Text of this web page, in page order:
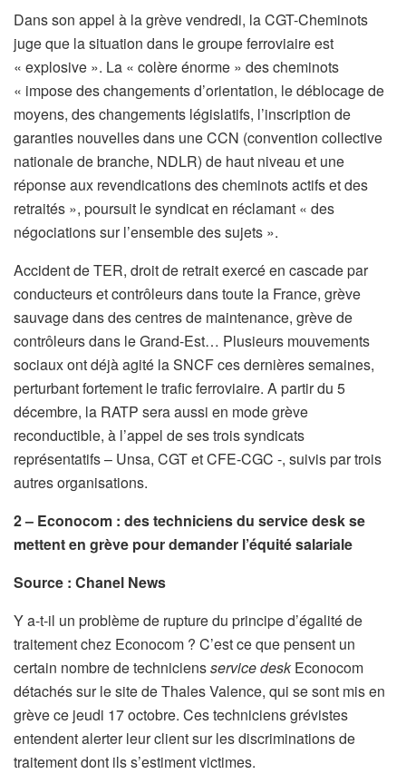
Dans son appel à la grève vendredi, la CGT-Cheminots
juge que la situation dans le groupe ferroviaire est
« explosive ». La « colère énorme » des cheminots
« impose des changements d’orientation, le déblocage de
moyens, des changements législatifs, l’inscription de
garanties nouvelles dans une CCN (convention collective
nationale de branche, NDLR) de haut niveau et une
réponse aux revendications des cheminots actifs et des
retraités », poursuit le syndicat en réclamant « des
négociations sur l’ensemble des sujets ».
Accident de TER, droit de retrait exercé en cascade par
conducteurs et contrôleurs dans toute la France, grève
sauvage dans des centres de maintenance, grève de
contrôleurs dans le Grand-Est… Plusieurs mouvements
sociaux ont déjà agité la SNCF ces dernières semaines,
perturbant fortement le trafic ferroviaire. A partir du 5
décembre, la RATP sera aussi en mode grève
reconductible, à l’appel de ses trois syndicats
représentatifs – Unsa, CGT et CFE-CGC -, suivis par trois
autres organisations.
2 – Econocom : des techniciens du service desk se
mettent en grève pour demander l’équité salariale
Source : Chanel News
Y a-t-il un problème de rupture du principe d’égalité de
traitement chez Econocom ? C’est ce que pensent un
certain nombre de techniciensservice deskEconocom
détachés sur le site de Thales Valence, qui se sont mis en
grève ce jeudi 17 octobre. Ces techniciens grévistes
entendent alerter leur client sur les discriminations de
traitement dont ils s’estiment victimes.